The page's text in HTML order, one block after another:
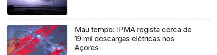
Mau tempo: IPMA regista cerca de
19 mil descargas elétricas nos
Açores